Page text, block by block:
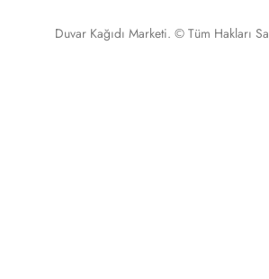
Duvar Kağıdı Marketi. © Tüm Hakları